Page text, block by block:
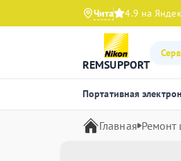
Чита 4.9 на
REMSUPPORT
Портативная
Главная Ремонт